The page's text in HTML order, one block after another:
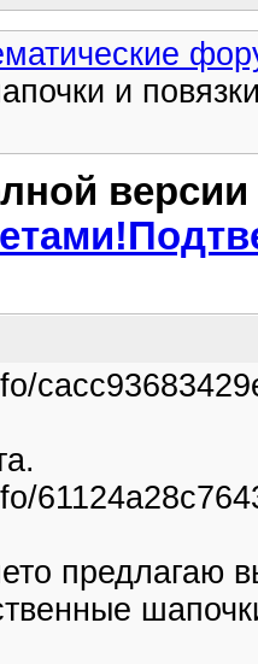
и
предлагаю